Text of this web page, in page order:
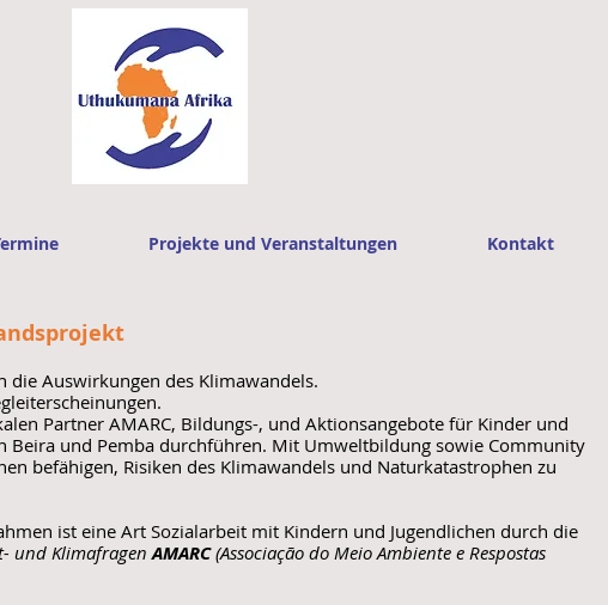
Projekte und Veranstaltungen Kontakt
Auswirkungen des Klimawandels.
Partner AMARC, Bildungs-, und Aktionsangebote für Kinder und
Beira und Pemba durchführen. Mit Umweltbildung sowie Community
befähigen, Risiken des Klimawandels und Naturkatastrophen zu
ist eine Art Sozialarbeit mit Kindern und Jugendlichen durch die
und KlimafragenAMARC(Associação do Meio Ambiente e Respostas